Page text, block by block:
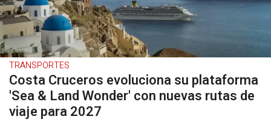
TRANSPORTES
Costa Cruceros evoluciona su plataforma
'Sea & Land Wonder' con nuevas rutas de
viaje para 2027